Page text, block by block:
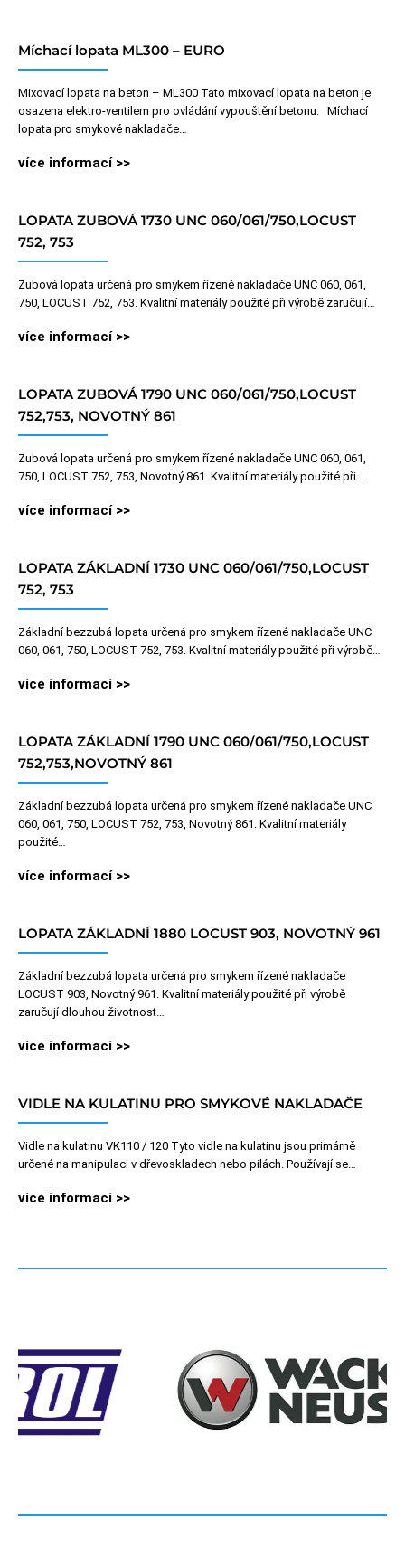
Míchací lopata ML300 – EURO
Mixovací lopata na beton – ML300 Tato mixovací lopata na beton je
osazena elektro-ventilem pro ovládání vypouštění betonu. Míchací
lopata pro smykové nakladače…
více informací >>
LOPATA ZUBOVÁ 1730 UNC 060/061/750,LOCUST
752, 753
Zubová lopata určená pro smykem řízené nakladače UNC 060, 061,
750, LOCUST 752, 753. Kvalitní materiály použité při výrobě zaručují…
více informací >>
LOPATA ZUBOVÁ 1790 UNC 060/061/750,LOCUST
752,753, NOVOTNÝ 861
Zubová lopata určená pro smykem řízené nakladače UNC 060, 061,
750, LOCUST 752, 753, Novotný 861. Kvalitní materiály použité při…
více informací >>
LOPATA ZÁKLADNÍ 1730 UNC 060/061/750,LOCUST
752, 753
Základní bezzubá lopata určená pro smykem řízené nakladače UNC
060, 061, 750, LOCUST 752, 753. Kvalitní materiály použité při výrobě…
více informací >>
LOPATA ZÁKLADNÍ 1790 UNC 060/061/750,LOCUST
752,753,NOVOTNÝ 861
Základní bezzubá lopata určená pro smykem řízené nakladače UNC
060, 061, 750, LOCUST 752, 753, Novotný 861. Kvalitní materiály
použité…
více informací >>
LOPATA ZÁKLADNÍ 1880 LOCUST 903, NOVOTNÝ 961
Základní bezzubá lopata určená pro smykem řízené nakladače
LOCUST 903, Novotný 961. Kvalitní materiály použité při výrobě
zaručují dlouhou životnost…
více informací >>
VIDLE NA KULATINU PRO SMYKOVÉ NAKLADAČE
Vidle na kulatinu VK110 / 120 Tyto vidle na kulatinu jsou primárně
určené na manipulaci v dřevoskladech nebo pilách. Používají se…
více informací >>